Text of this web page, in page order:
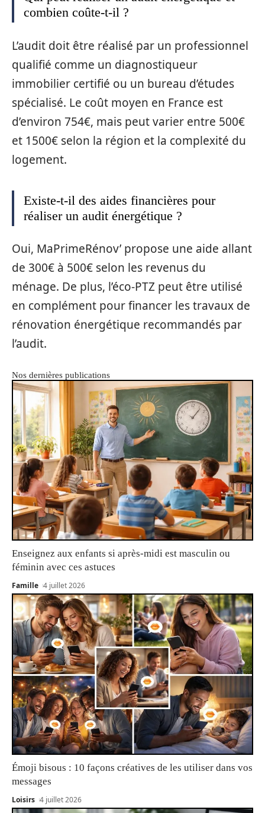
combien coûte-t-il ?
L’audit doit être réalisé par un professionnel
qualifié comme un diagnostiqueur
immobilier certifié ou un bureau d’études
spécialisé. Le coût moyen en France est
d’environ 754€, mais peut varier entre 500€
et 1500€ selon la région et la complexité du
logement.
Existe-t-il des aides financières pour
réaliser un audit énergétique ?
Oui, MaPrimeRénov’ propose une aide allant
de 300€ à 500€ selon les revenus du
ménage. De plus, l’éco-PTZ peut être utilisé
en complément pour financer les travaux de
rénovation énergétique recommandés par
l’audit.
Nos dernières publications
Enseignez aux enfants si après-midi est masculin ou
féminin avec ces astuces
Famille 4 juillet 2026
Émoji bisous : 10 façons créatives de les utiliser dans vos
messages
Loisirs 4 juillet 2026